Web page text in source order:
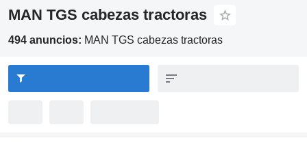
MAN TGS cabezas tractoras
494 anuncios: MAN TGS cabezas tractoras